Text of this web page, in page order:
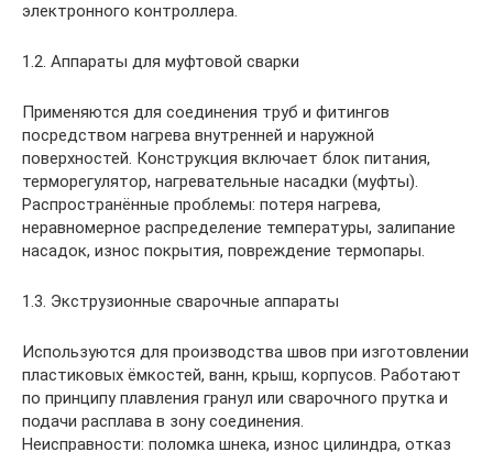
электронного контроллера.
1.2. Аппараты для муфтовой сварки
Применяются для соединения труб и фитингов
посредством нагрева внутренней и наружной
поверхностей. Конструкция включает блок питания,
терморегулятор, нагревательные насадки (муфты).
Распространённые проблемы: потеря нагрева,
неравномерное распределение температуры, залипание
насадок, износ покрытия, повреждение термопары.
1.3. Экструзионные сварочные аппараты
Используются для производства швов при изготовлении
пластиковых ёмкостей, ванн, крыш, корпусов. Работают
по принципу плавления гранул или сварочного прутка и
подачи расплава в зону соединения.
Неисправности: поломка шнека, износ цилиндра, отказ